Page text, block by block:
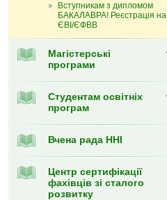
Вступникам з дипломом
БАКАЛАВРА! Реєстрація на
ЄВІ/ЄФВВ
Магістерські
програми
Cтудентам освітніх
програм
Вчена рада ННІ
Центр сертифікації
фахівців зі сталого
розвитку